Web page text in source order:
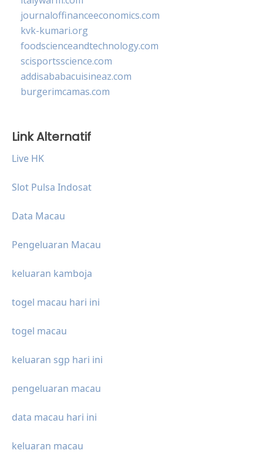
journaloffinanceeconomics.com
kvk-kumari.org
foodscienceandtechnology.com
scisportsscience.com
addisababacuisineaz.com
burgerimcamas.com
Link Alternatif
Live HK
Slot Pulsa Indosat
Data Macau
Pengeluaran Macau
keluaran kamboja
togel macau hari ini
togel macau
keluaran sgp hari ini
pengeluaran macau
data macau hari ini
keluaran macau